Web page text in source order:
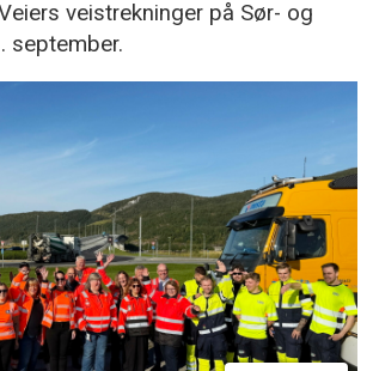
veistrekninger på Sør- og
september.